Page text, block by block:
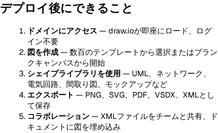
デプロイ後にできること
ドメインにアクセス — draw.ioが即座にロード、ログ
イン不要
図を作成— 数百のテンプレートから選択またはブラン
クキャンバスから開始
シェイプライブラリを使用 — UML、ネットワーク、
電気回路、間取り図、モックアップなど
エクスポート — PNG、SVG、PDF、VSDX、XMLとし
て保存
コラボレーション— XMLファイルをチームと共有、ド
キュメントに図を埋め込み